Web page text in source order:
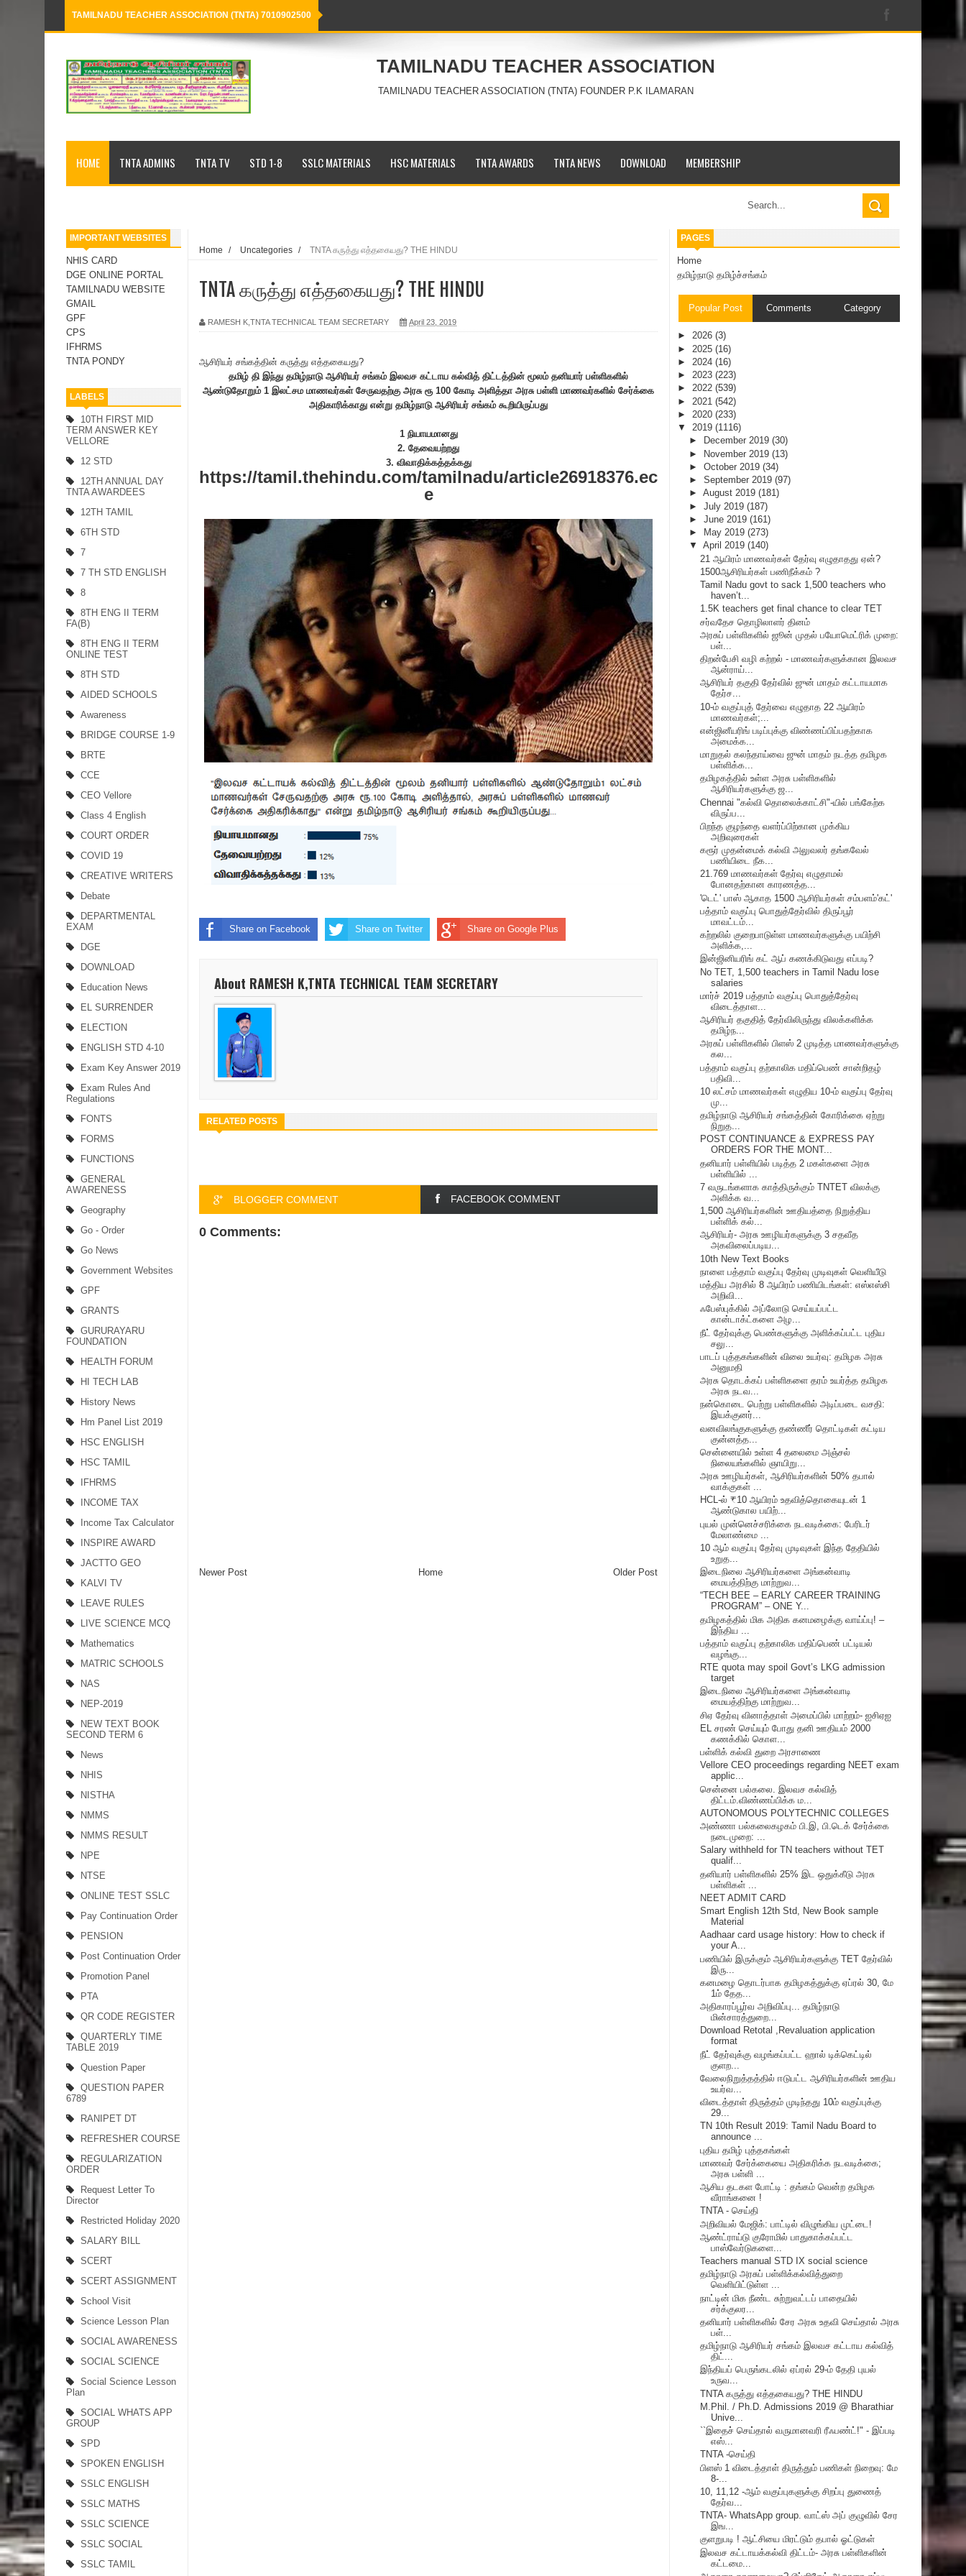
TAMILNADU TEACHER ASSOCIATION (TNTA) 7010902500
Loading...
TAMILNADU TEACHER ASSOCIATION
TAMILNADU TEACHER ASSOCIATION (TNTA) FOUNDER P.K ILAMARAN
HOME TNTA ADMINS TNTA TV STD 1-8 SSLC MATERIALS HSC MATERIALS TNTA AWARDS TNTA NEWS DOWNLOAD MEMBERSHIP
IMPORTANT WEBSITES
NHIS CARD
DGE ONLINE PORTAL
TAMILNADU WEBSITE
GMAIL
GPF
CPS
IFHRMS
TNTA PONDY
LABELS
10TH FIRST MID
TERM ANSWER KEY
VELLORE
12 STD
12TH ANNUAL DAY
TNTA AWARDEES
12TH TAMIL
6TH STD
7
7 TH STD ENGLISH
8
8TH ENG II TERM
FA(B)
8TH ENG II TERM
ONLINE TEST
8TH STD
AIDED SCHOOLS
Awareness
BRIDGE COURSE 1-9
BRTE
CCE
CEO Vellore
Class 4 English
COURT ORDER
COVID 19
CREATIVE WRITERS
Debate
DEPARTMENTAL
EXAM
DGE
DOWNLOAD
Education News
EL SURRENDER
ELECTION
ENGLISH STD 4-10
Exam Key Answer 2019
Exam Rules And
Regulations
FONTS
FORMS
FUNCTIONS
GENERAL
AWARENESS
Geography
Go - Order
Go News
Government Websites
GPF
GRANTS
GURURAYARU
FOUNDATION
HEALTH FORUM
HI TECH LAB
History News
Hm Panel List 2019
HSC ENGLISH
HSC TAMIL
IFHRMS
INCOME TAX
Income Tax Calculator
INSPIRE AWARD
JACTTO GEO
KALVI TV
LEAVE RULES
LIVE SCIENCE MCQ
Mathematics
MATRIC SCHOOLS
NAS
NEP-2019
NEW TEXT BOOK
SECOND TERM 6
News
NHIS
NISTHA
NMMS
NMMS RESULT
NPE
NTSE
ONLINE TEST SSLC
Pay Continuation Order
PENSION
Post Continuation Order
Promotion Panel
PTA
QR CODE REGISTER
QUARTERLY TIME
TABLE 2019
Question Paper
QUESTION PAPER
6789
RANIPET DT
REFRESHER COURSE
REGULARIZATION
ORDER
Request Letter To
Director
Restricted Holiday 2020
SALARY BILL
SCERT
SCERT ASSIGNMENT
School Visit
Science Lesson Plan
SOCIAL AWARENESS
SOCIAL SCIENCE
Social Science Lesson
Plan
SOCIAL WHATS APP
GROUP
SPD
SPOKEN ENGLISH
SSLC ENGLISH
SSLC MATHS
SSLC SCIENCE
SSLC SOCIAL
SSLC TAMIL
Home / Uncategories / TNTA கருத்து எத்தகையது? THE HINDU
TNTA கருத்து எத்தகையது? THE HINDU
RAMESH K,TNTA TECHNICAL TEAM SECRETARY April 23, 2019
ஆசிரியர் சங்கத்தின் கருத்து எத்தகையது?
தமிழ் தி இந்து தமிழ்நாடு ஆசிரியர் சங்கம் இலவச கட்டாய கல்வித் திட்டத்தின் மூலம் தனியார் பள்ளிகளில்
ஆண்டுதோறும் 1 இலட்சம மாணவர்கள் சேருவதற்கு அரசு ரூ 100 கோடி அளித்தா அரசு பள்ளி மாணவர்களில் சேர்க்கை
அதிகாரிக்காது என்று தமிழ்நாடு ஆசிரியர் சங்கம் கூறியிருப்பது
1 நியாயமானது
2. தேவையற்றது
3. விவாதிக்கத்தக்கது
https://tamil.thehindu.com/tamilnadu/article26918376.ec
e
Share on Facebook Share on Twitter Share on Google Plus
About RAMESH K,TNTA TECHNICAL TEAM SECRETARY
RELATED POSTS
BLOGGER COMMENT FACEBOOK COMMENT
0 Comments:
Newer Post Older Post
Home
PAGES
Home
தமிழ்நாடு தமிழ்ச்சங்கம்
Popular Post Comments Category
► 2026 (3)
► 2025 (16)
► 2024 (16)
► 2023 (223)
► 2022 (539)
► 2021 (542)
► 2020 (233)
▼ 2019 (1116)
►
December 2019 (30)
► November 2019 (13)
► October 2019 (34)
► September 2019 (97)
► August 2019 (181)
► July 2019 (187)
► June 2019 (161)
►
May 2019 (273)
▼ April 2019 (140)
21 ஆயிரம் மாணவர்கள் தேர்வு எழுதாதது ஏன்?
1500ஆசிரியர்கள் பணிநீக்கம் ?
Tamil Nadu govt to sack 1,500 teachers who
haven’t...
1.5K teachers get final chance to clear TET
சர்வதேச தொழிலாளர் தினம்
அரசுப் பள்ளிகளில் ஜூன் முதல் பயோமெட்ரிக் முறை:
பள்...
திறன்பேசி வழி கற்றல் - மாணவர்களுக்கான இலவச
ஆன்ராய்...
ஆசிரியர் தகுதி தேர்வில் ஜுன் மாதம் கட்டாயமாக
தேர்ச...
10-ம் வகுப்புத் தேர்வை எழுதாத 22 ஆயிரம்
மாணவர்கள்;...
என்ஜினீயரிங் படிப்புக்கு விண்ணப்பிப்பதற்காக
அமைக்க...
மாறுதல் கலந்தாய்வை ஜுன் மாதம் நடத்த தமிழக
பள்ளிக்க...
தமிழகத்தில் உள்ள அரசு பள்ளிகளில்
ஆசிரியர்களுக்கு ஜ...
Chennai "கல்வி தொலைக்காட்சி"-யில் பங்கேற்க
விருப்ப...
பிறந்த குழந்தை வளர்ப்பிற்கான முக்கிய
அறிவுரைகள்
கரூர் முதன்மைக் கல்வி அலுவலர் தங்கவேல்
பணியிடை நீக...
21.769 மாணவர்கள் தேர்வு எழுதாமல்
போனதற்கான காரணத்த...
'டெட்' பாஸ் ஆகாத 1500 ஆசிரியர்கள் சம்பளம்'கட்'
பத்தாம் வகுப்பு பொதுத்தேர்வில் திருப்பூர்
மாவட்டம்...
கற்றலில் குறைபாடுள்ள மாணவர்களுக்கு பயிற்சி
அளிக்க,...
இன்ஜினியரிங் கட் ஆப் கணக்கிடுவது எப்படி?
No TET, 1,500 teachers in Tamil Nadu lose
salaries
மார்ச் 2019 பத்தாம் வகுப்பு பொதுத்தேர்வு
விடைத்தாள...
ஆசிரியர் தகுதித் தேர்விலிருந்து விலக்களிக்க
தமிழ்ந...
அரசுப் பள்ளிகளில் பிளஸ் 2 முடித்த மாணவர்களுக்கு
கல...
பத்தாம் வகுப்பு தற்காலிக மதிப்பெண் சான்றிதழ்
பதிவி...
10 லட்சம் மாணவர்கள் எழுதிய 10-ம் வகுப்பு தேர்வு
மு...
தமிழ்நாடு ஆசிரியர் சங்கத்தின் கோரிக்கை ஏற்று
நிறுத...
POST CONTINUANCE & EXPRESS PAY
ORDERS FOR THE MONT...
தனியார் பள்ளியில் படித்த 2 மகள்களை அரசு
பள்ளியில் ...
7 வருடங்களாக காத்திருக்கும் TNTET விலக்கு
அளிக்க வ...
1,500 ஆசிரியர்களின் ஊதியத்தை நிறுத்திய
பள்ளிக் கல்...
ஆசிரியர்- அரசு ஊழியர்களுக்கு 3 சதவீத
அகவிலைப்படிய...
10th New Text Books
நாளை பத்தாம் வகுப்பு தேர்வு முடிவுகள் வெளியீடு
மத்திய அரசில் 8 ஆயிரம் பணியிடங்கள்: எஸ்எஸ்சி
அறிவி...
ஃபேஸ்புக்கில் அப்லோடு செய்யப்பட்ட
கான்டாக்ட்களை அழ...
நீட் தேர்வுக்கு பெண்களுக்கு அளிக்கப்பட்ட புதிய
சலு...
பாடப் புத்தகங்களின் விலை உயர்வு: தமிழக அரசு
அனுமதி
அரசு தொடக்கப் பள்ளிகளை தரம் உயர்த்த தமிழக
அரசு நடவ...
நன்கொடை பெற்று பள்ளிகளில் அடிப்படை வசதி:
இயக்குனர்...
வனவிலங்குகளுக்கு தண்ணீர் தொட்டிகள் கட்டிய
குன்னத்த...
சென்னையில் உள்ள 4 தலைமை அஞ்சல்
நிலையங்களில் ஞாயிறு...
அரசு ஊழியர்கள், ஆசிரியர்களின் 50% தபால்
வாக்குகள் ...
HCL-ல் ₹10 ஆயிரம் உதவித்தொகையுடன் 1
ஆண்டுகால பயிற்...
புயல் முன்னெச்சரிக்கை நடவடிக்கை: பேரிடர்
மேலாண்மை ...
10 ஆம் வகுப்பு தேர்வு முடிவுகள் இந்த தேதியில்
உறுத...
இடைநிலை ஆசிரியர்களை அங்கன்வாடி
மையத்திற்கு மாற்றுவ...
“TECH BEE – EARLY CAREER TRAINING
PROGRAM” – ONE Y...
தமிழகத்தில் மிக அதிக கனமழைக்கு வாய்ப்பு! –
இந்திய ...
பத்தாம் வகுப்பு தற்காலிக மதிப்பெண் பட்டியல்
வழங்கு...
RTE quota may spoil Govt’s LKG admission
target
இடைநிலை ஆசிரியர்களை அங்கன்வாடி
மையத்திற்கு மாற்றுவ...
சிஏ தேர்வு வினாத்தாள் அமைப்பில் மாற்றம்- ஐசிஏஐ
EL சரண் செய்யும் போது தனி ஊதியம் 2000
கணக்கில் கொள...
பள்ளிக் கல்வி துறை அரசாணை
Vellore CEO proceedings regarding NEET exam
applic...
சென்னை பல்கலை. இலவச கல்வித்
திட்டம்.விண்ணப்பிக்க ம...
AUTONOMOUS POLYTECHNIC COLLEGES
அண்ணா பல்கலைகழகம் பி.இ, பி.டெக் சேர்க்கை
நடைமுறை: ...
Salary withheld for TN teachers without TET
qualif...
தனியார் பள்ளிகளில் 25% இட ஒதுக்கீடு அரசு
பள்ளிகள் ...
NEET ADMIT CARD
Smart English 12th Std, New Book sample
Material
Aadhaar card usage history: How to check if
your A...
பணியில் இருக்கும் ஆசிரியர்களுக்கு TET தேர்வில்
இரு...
கனமழை தொடர்பாக தமிழகத்துக்கு ஏப்ரல் 30, மே
1ம் தேத...
அதிகாரப்பூர்வ அறிவிப்பு... தமிழ்நாடு
மின்சாரத்துறை...
Download Retotal ,Revaluation application
format
நீட் தேர்வுக்கு வழங்கப்பட்ட ஹால் டிக்கெட்டில்
குளற...
வேலைநிறுத்தத்தில் ஈடுபட்ட ஆசிரியர்களின் ஊதிய
உயர்வ...
விடைத்தாள் திருத்தம் முடிந்தது 10ம் வகுப்புக்கு
29...
TN 10th Result 2019: Tamil Nadu Board to
announce ...
புதிய தமிழ் புத்தகங்கள்
மாணவர் சேர்க்கையை அதிகரிக்க நடவடிக்கை;
அரசு பள்ளி ...
ஆசிய தடகள போட்டி : தங்கம் வென்ற தமிழக
வீராங்கனை !
TNTA - செய்தி
அறிவியல் மேஜிக்: பாட்டில் விழுங்கிய முட்டை!
ஆண்ட்ராய்டு குரோமில் பாதுகாக்கப்பட்ட
பாஸ்வேர்டுகளை...
Teachers manual STD IX social science
தமிழ்நாடு அரசுப் பள்ளிக்கல்வித்துறை
வெளியிட்டுள்ள ...
நாட்டின் மிக நீண்ட சுற்றுவட்டப் பாதையில்
சர்க்குலர...
தனியார் பள்ளிகளில் சேர அரசு உதவி செய்தால் அரசு
பள்...
தமிழ்நாடு ஆசிரியர் சங்கம் இலவச கட்டாய கல்வித்
திட்...
இந்தியப் பெருங்கடலில் ஏப்ரல் 29-ம் தேதி புயல்
உருவ...
TNTA கருத்து எத்தகையது? THE HINDU
M.Phil. / Ph.D. Admissions 2019 @ Bharathiar
Unive...
``இதைச் செய்தால் வருமானவரி ரீஃபண்ட்!" - இப்படி
எஸ்...
TNTA -செய்தி
பிளஸ் 1 விடைத்தாள் திருத்தும் பணிகள் நிறைவு: மே
8-...
10, 11,12 -ஆம் வகுப்புகளுக்கு சிறப்பு துணைத்
தேர்வ...
TNTA- WhatsApp group. வாட்ஸ் அப் குழுவில் சேர
இங...
குளறுபடி ! ஆட்சியை மிரட்டும் தபால் ஓட்டுகள்
இலவச கட்டாயக்கல்வி திட்டம்- அரசு பள்ளிகளின்
கட்டமை...